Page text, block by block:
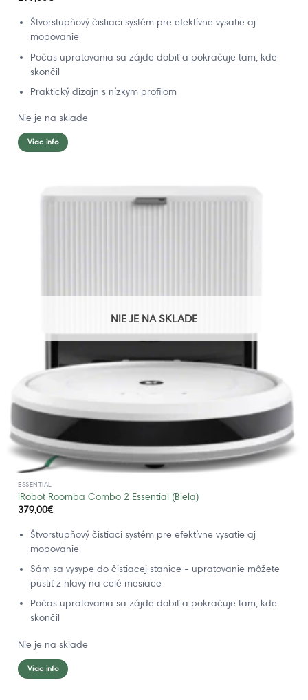
Štvorstupňový čistiaci systém pre efektívne vysatie aj
mopovanie
Počas upratovania sa zájde dobiť a pokračuje tam, kde
skončil
Praktický dizajn s nízkym profilom
Nie je na sklade
Viac info
NIE JE NA SKLADE
ESSENTIAL
iRobot Roomba Combo 2 Essential (Biela)
379,00€
Štvorstupňový čistiaci systém pre efektívne vysatie aj
mopovanie
Sám sa vysype do čistiacej stanice - upratovanie môžete
pustiť z hlavy na celé mesiace
Počas upratovania sa zájde dobiť a pokračuje tam, kde
skončil
Nie je na sklade
Viac info